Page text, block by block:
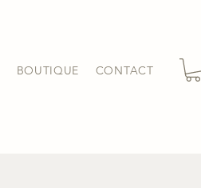
BOUTIQUE CONTACT